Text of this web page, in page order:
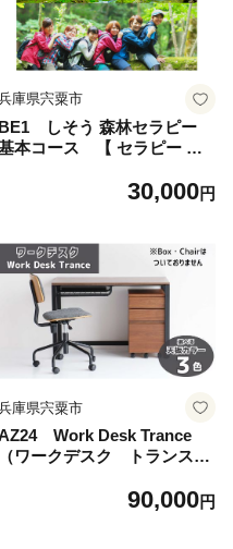
庫県宍粟市
BE1 しそう 森林セラピー
本コース 【 セラピー 体
緑 紅葉 健康増進 癒し 散歩
30,000円
庫県宍粟市
Work Desk Trance
（ワークデスク トランス）
ブラウン グレイ グレー リモ
90,000円